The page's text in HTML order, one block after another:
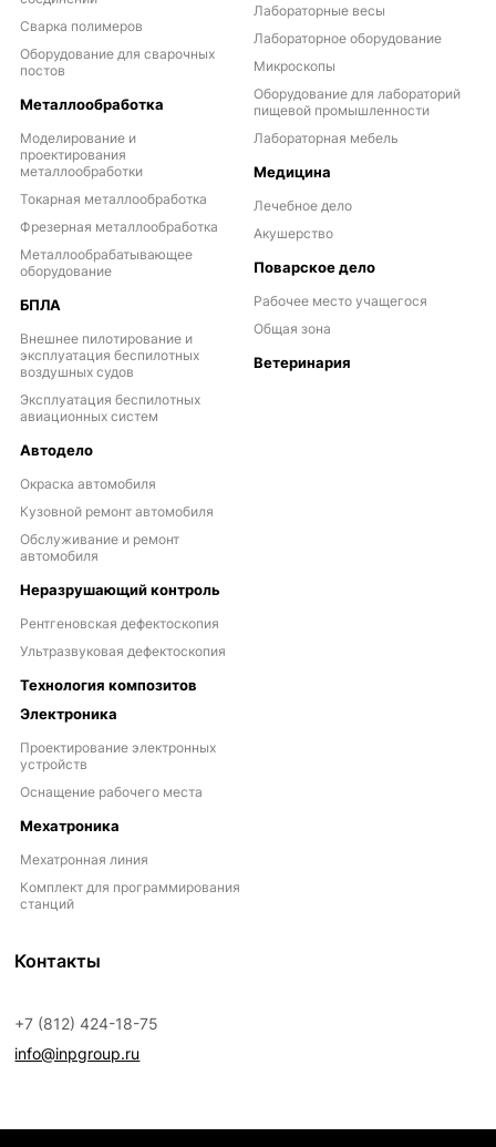
Сварка полимеров
Оборудование для сварочных
постов
Металлообработка
Моделирование и
проектирования
металлообработки
Токарная металлообработка
Фрезерная металлообработка
Металлообрабатывающее
оборудование
БПЛА
Внешнее пилотирование и
эксплуатация беспилотных
воздушных судов
Эксплуатация беспилотных
авиационных систем
Автодело
Окраска автомобиля
Кузовной ремонт автомобиля
Обслуживание и ремонт
автомобиля
Неразрушающий контроль
Рентгеновская дефектоскопия
Ультразвуковая дефектоскопия
Технология композитов
Электроника
Проектирование электронных
устройств
Оснащение рабочего места
Мехатроника
Мехатронная линия
Комплект для программирования
станций
Лабораторные весы
Лабораторное оборудование
Микроскопы
Оборудование для лабораторий
пищевой промышленности
Лабораторная мебель
Медицина
Лечебное дело
Акушерство
Поварское дело
Рабочее место учащегося
Общая зона
Ветеринария
Контакты
+7 (812) 424-18-75
info@inpgroup.ru